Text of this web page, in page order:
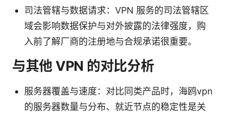
司法管辖与数据请求：VPN 服务的司法管辖区
域会影响数据保护与对外披露的法律强度，购
入前了解厂商的注册地与合规承诺很重要。
与其他 VPN 的对比分析
服务器覆盖与速度：对比同类产品时，海鸥vpn
的服务器数量与分布、就近节点的稳定性是关